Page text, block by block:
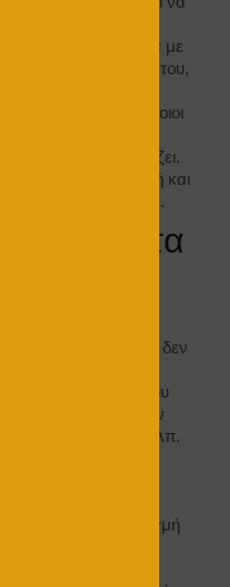
κόστος -συγκριτικά με
ενσήμων του,
πολλές φορές, κάποιοι
στάνταρ δεν αλλάζει.
ανά περιοχή και
που υπάρχουν.
: τα
πράγμα που δεν
των συνεργείων που
επαγγέλματα , έχουν
ΟΑΕΕ (ΕΦΚΑ) κλπ.
ανά πάσα στιγμή